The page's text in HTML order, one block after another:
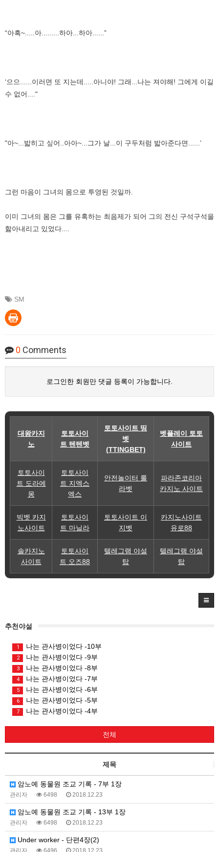
“아흑~.....아.........하아...하아......”
‘으으......이러면 또 지는데.....아니야! 그래...나는 져야해! 그에게 이길
수 없어...."
"아~...밟히고 싶어..아아~...그가 날...이 구두처럼 밟아준다면......’
그런 마음이 그녀의 몸으로 투영된 것일까.
이미 그녀의 몸은 그를 유혹하는 최음제가 되어 그의 전신 구석구석을
핧아내리고 있었다....
SM
0 Comments
로그인한 회원만 댓글 등록이 가능합니다.
대왕카지
노
토토사이
트 텐텐벳
토토사이트 띵
벳
(TTINGBET)
벳플레이 토토
사이트
토토사이
트 도라에
몽
토토사이
트 지엑스
엑스
안전놀이터 룰
라벳
파라존코리아
카지노 사이트
빅벳 카지
노사이트
토토사이
트 마닐라
토토사이트 이
지벳
카지노사이트
유로88
솔카지노
사이트
토토사이
트 오즈88
텔레그램 야설
탑
텔레그램 야설
탑
추천야설
1 나는 관사병이었다 -10부
2 나는 관사병이었다 -9부
3 나는 관사병이었다 -8부
4 나는 관사병이었다 -7부
5 나는 관사병이었다 -6부
6 나는 관사병이었다 -5부
7 나는 관사병이었다 -4부
전체
제목
암노예 동물원 조교 기록 - 7부 1장
관리자 6498 2018.12.23
암노예 동물원 조교 기록 - 13부 1장
관리자 6498 2018.12.23
Under worker - 단편4장(2)
관리자 6496 2018.12.23